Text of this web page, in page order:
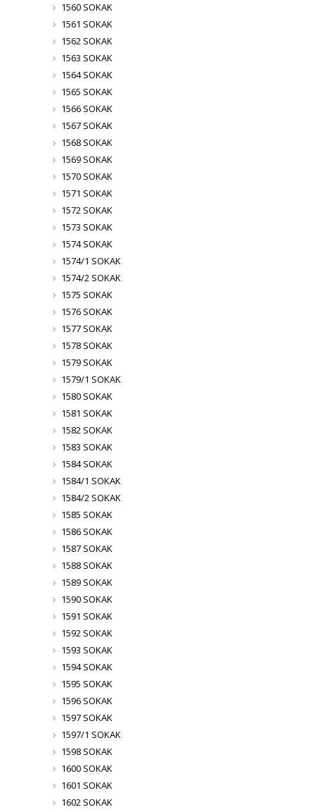
1560 SOKAK
1561 SOKAK
1562 SOKAK
1563 SOKAK
1564 SOKAK
1565 SOKAK
1566 SOKAK
1567 SOKAK
1568 SOKAK
1569 SOKAK
1570 SOKAK
1571 SOKAK
1572 SOKAK
1573 SOKAK
1574 SOKAK
1574/1 SOKAK
1574/2 SOKAK
1575 SOKAK
1576 SOKAK
1577 SOKAK
1578 SOKAK
1579 SOKAK
1579/1 SOKAK
1580 SOKAK
1581 SOKAK
1582 SOKAK
1583 SOKAK
1584 SOKAK
1584/1 SOKAK
1584/2 SOKAK
1585 SOKAK
1586 SOKAK
1587 SOKAK
1588 SOKAK
1589 SOKAK
1590 SOKAK
1591 SOKAK
1592 SOKAK
1593 SOKAK
1594 SOKAK
1595 SOKAK
1596 SOKAK
1597 SOKAK
1597/1 SOKAK
1598 SOKAK
1600 SOKAK
1601 SOKAK
1602 SOKAK